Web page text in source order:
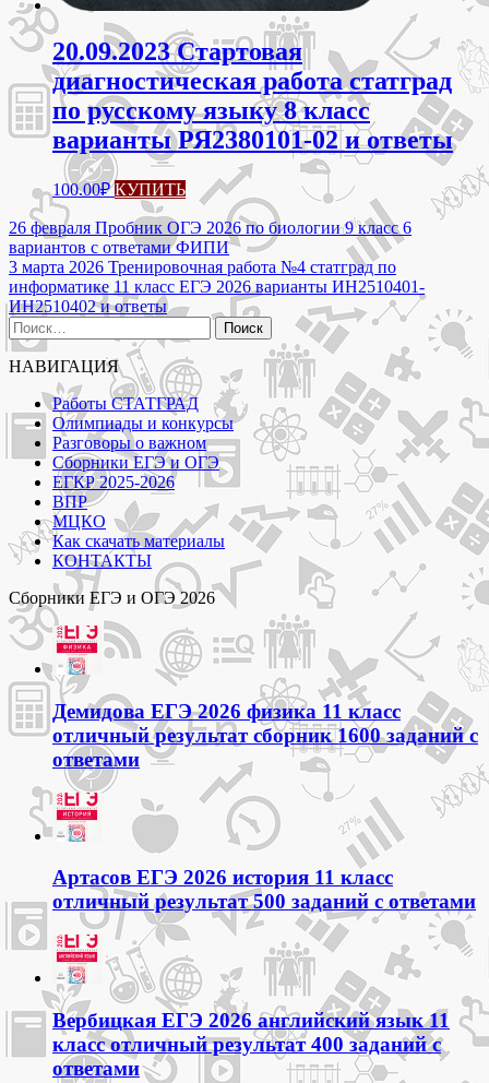
20.09.2023 Стартовая
диагностическая работа статград
по русскому языку 8 класс
варианты РЯ2380101-02 и ответы
100.00₽ КУПИТЬ
Навигация
по
записям
26 февраля Пробник ОГЭ 2026 по биологии 9 класс 6
вариантов с ответами ФИПИ
3 марта 2026 Тренировочная работа №4 статград по
информатике 11 класс ЕГЭ 2026 варианты ИН2510401-
ИН2510402 и ответы
Найти:
НАВИГАЦИЯ
Работы СТАТГРАД
Олимпиады и конкурсы
Разговоры о важном
Сборники ЕГЭ и ОГЭ
ЕГКР 2025-2026
ВПР
МЦКО
Как скачать материалы
КОНТАКТЫ
Сборники ЕГЭ и ОГЭ 2026
Демидова ЕГЭ 2026 физика 11 класс
отличный результат сборник 1600 заданий с
ответами
Артасов ЕГЭ 2026 история 11 класс
отличный результат 500 заданий с ответами
Вербицкая ЕГЭ 2026 английский язык 11
класс отличный результат 400 заданий с
ответами